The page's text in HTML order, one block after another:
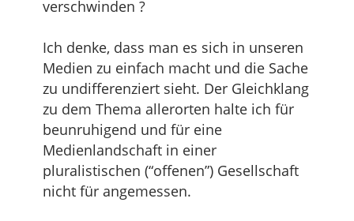
verschwinden ?
Ich denke, dass man es sich in unseren
Medien zu einfach macht und die Sache
zu undifferenziert sieht. Der Gleichklang
zu dem Thema allerorten halte ich für
beunruhigend und für eine
Medienlandschaft in einer
pluralistischen (“offenen”) Gesellschaft
nicht für angemessen.